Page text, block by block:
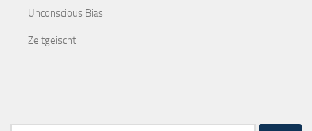
Unconscious Bias
Zeitgeischt